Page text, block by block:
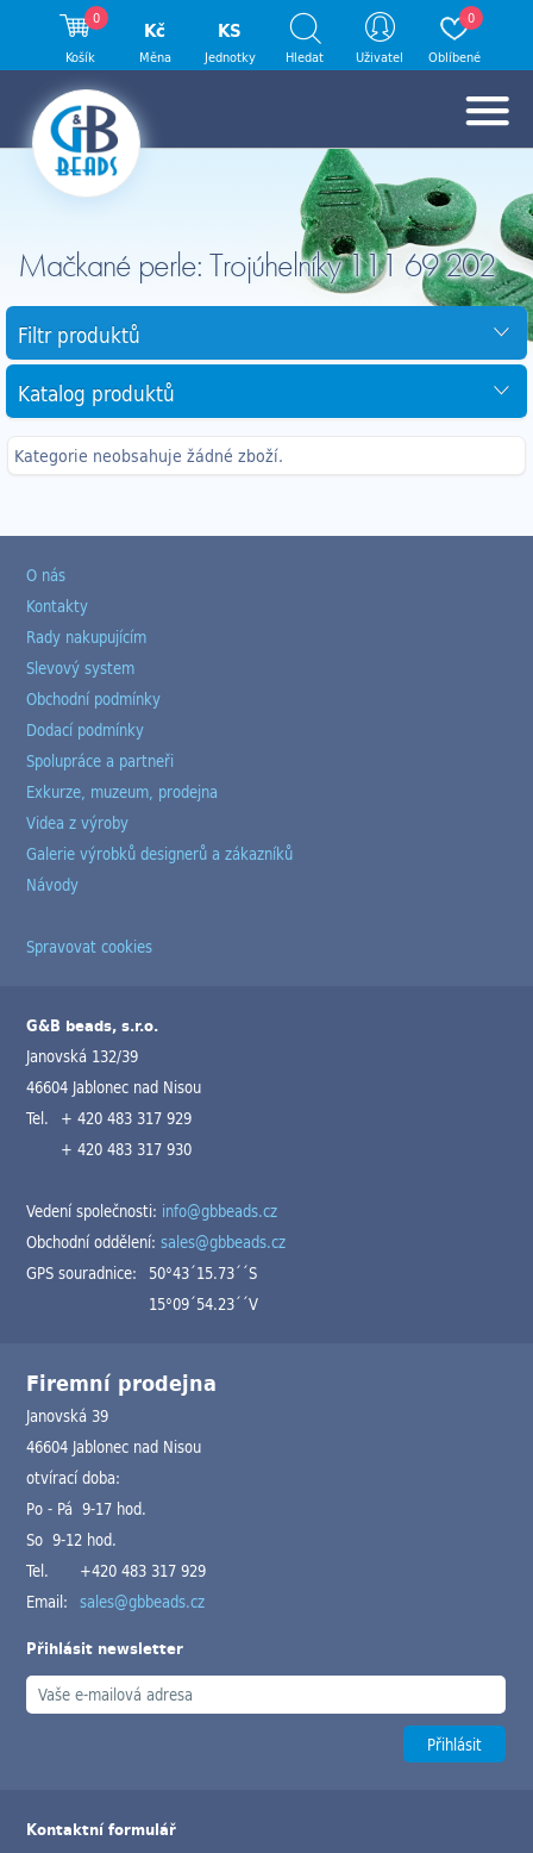
Mačkané perle: Trojúhelníky 111 69 202
Filtr produktů
Katalog produktů
Kategorie neobsahuje žádné zboží.
0
Košík
Kč
Měna
KS
Jednotky Hledat Uživatel
0
Oblíbené
O nás
Kontakty
Rady nakupujícím
Slevový system
Obchodní podmínky
Dodací podmínky
Spolupráce a partneři
Exkurze, muzeum, prodejna
Videa z výroby
Galerie výrobků designerů a zákazníků
Návody
Spravovat cookies
G&B beads, s.r.o.
Janovská 132/39
46604 Jablonec nad Nisou
Tel. + 420 483 317 929
+ 420 483 317 930
Vedení společnosti: info@gbbeads.cz
Obchodní oddělení:sales@gbbeads.cz
GPS souradnice: 50°43´15.73´´S
15°09´54.23´´V
Firemní prodejna
Janovská 39
46604 Jablonec nad Nisou
otvírací doba:
Po - Pá 9-17 hod.
So 9-12 hod.
Tel.
+420 483 317 929
Email: sales@gbbeads.cz
Přihlásit newsletter
Kontaktní formulář